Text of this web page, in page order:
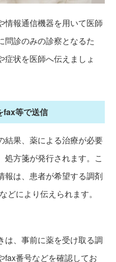
情報通信機器を用いて医師
問診のみの診察となるた
症状を医師へ伝えましょ
fax等で送信
結果、薬による治療が必要
処方箋が発行されます。こ
報は、患者が希望する調剤
どにより伝えられます。
は、事前に薬を受け取る調
fax番号などを確認してお